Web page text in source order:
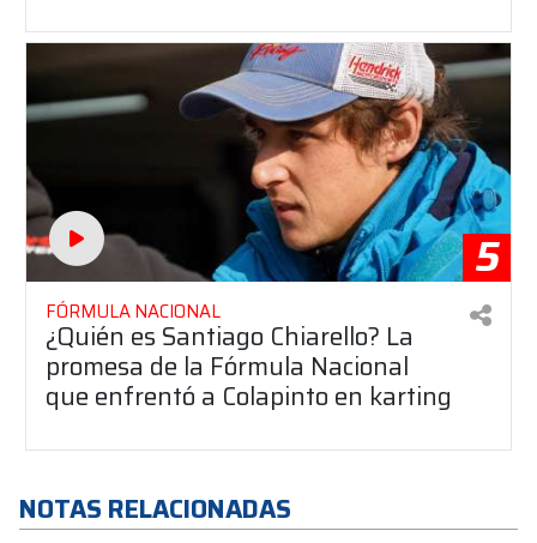
5
FÓRMULA NACIONAL
¿Quién es Santiago Chiarello? La
promesa de la Fórmula Nacional
que enfrentó a Colapinto en karting
NOTAS RELACIONADAS